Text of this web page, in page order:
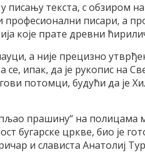
писању текста, с обзиром
професионални писари, а
које прате древни
а није прецизно
ипак, да је рукопис на
потомци, будући да је
прашину“ на полицама
бугарске цркве, био је
и слависта Анатолиј